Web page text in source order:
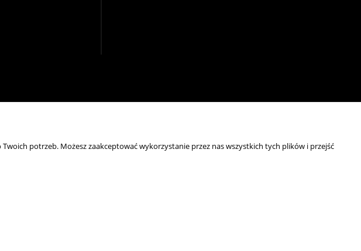
potrzeb. Możesz zaakceptować wykorzystanie przez nas wszystkich tych plików i przejść